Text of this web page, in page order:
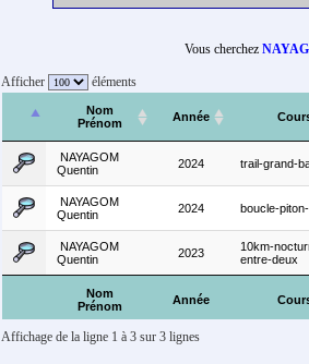
Vous cherchez
Afficher éléments
Nom
Prénom
Année
Nom
Prénom
Année
NAYAGOM
Quentin
2024 trail-grand-
NAYAGOM
Quentin
2024 boucle-
NAYAGOM
Quentin
2023
10km-
entre-deux
Affichage de la ligne 1 à 3 sur 3 lignes